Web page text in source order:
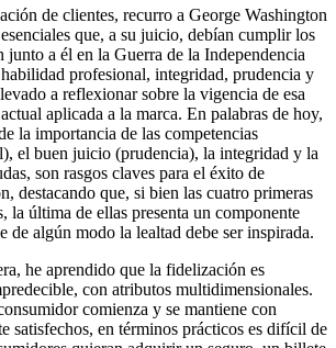
de clientes, recurro a George Washington
que, a su juicio, debían cumplir los
a él en la Guerra de la Independencia
profesional, integridad, prudencia y
a reflexionar sobre la vigencia de esa
aplicada a la marca. En palabras de hoy,
la importancia de las competencias
el buen juicio (prudencia), la integridad y la
son rasgos claves para el éxito de
destacando que, si bien las cuatro primeras
la última de ellas presenta un componente
de algún modo la lealtad debe ser inspirada.
he aprendido que la fidelización es
con atributos multidimensionales.
comienza y se mantiene con
satisfechos, en términos prácticos es difícil de